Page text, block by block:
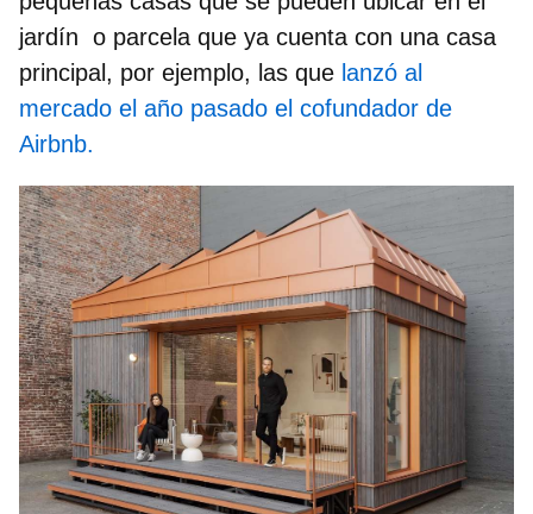
jardín o parcela que ya cuenta con una casa
principal, por ejemplo, las que lanzó al
mercado el año pasado el cofundador de
Airbnb.